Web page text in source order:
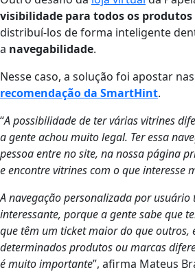
visibilidade para todos os produtos
distribuí-los de forma inteligente
a navegabilidade.
Nesse caso, a solução foi apostar nas
recomendação da SmartHint.
“A possibilidade de ter várias vitrines
a gente achou muito legal. Ter essa
pessoa entre no site, na nossa página
e encontre vitrines com o que interesse
A navegação personalizada por
interessante, porque a gente sabe que
que têm um ticket maior do que outros,
determinados produtos ou marcas
é muito importante”, afirma Mateus